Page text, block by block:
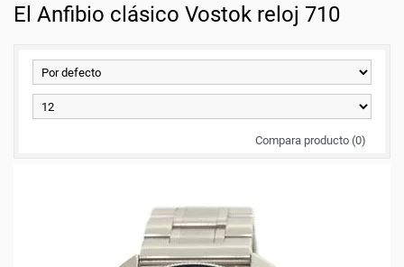
El Anfibio clásico Vostok reloj 710
Compara producto (0)